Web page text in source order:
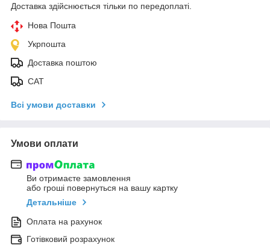
Доставка здійснюється тільки по передоплаті.
Нова Пошта
Укрпошта
Доставка поштою
САТ
Всі умови доставки
Умови оплати
Ви отримаєте замовлення
або гроші повернуться на вашу картку
Детальніше
Оплата на рахунок
Готівковий розрахунок